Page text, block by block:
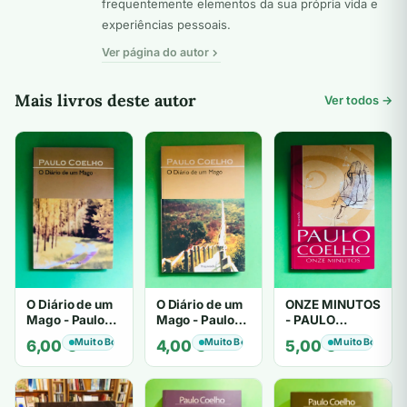
frequentemente elementos da sua própria vida e
experiências pessoais.
Ver página do autor
Mais livros deste autor Ver todos →
O Diário de um
Mago - Paulo
Coelho
6,00€Muito Bom
O Diário de um
Mago - Paulo
Coelho
4,00€Muito Bom
ONZE MINUTOS
- PAULO
COELHO
5,00€Muito Bom